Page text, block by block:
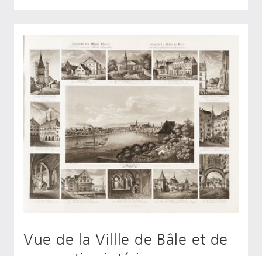
Vue de la Villle de Bâle et de